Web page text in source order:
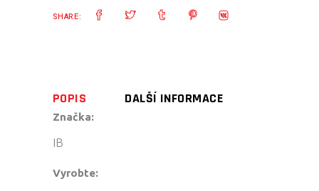
SHARE:
POPIS DALŠÍ INFORMACE
Značka:
IB
Vyrobte: